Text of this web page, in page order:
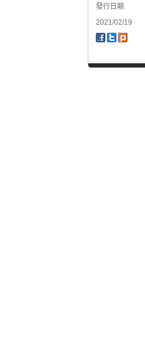
發行日期
2021/02/19